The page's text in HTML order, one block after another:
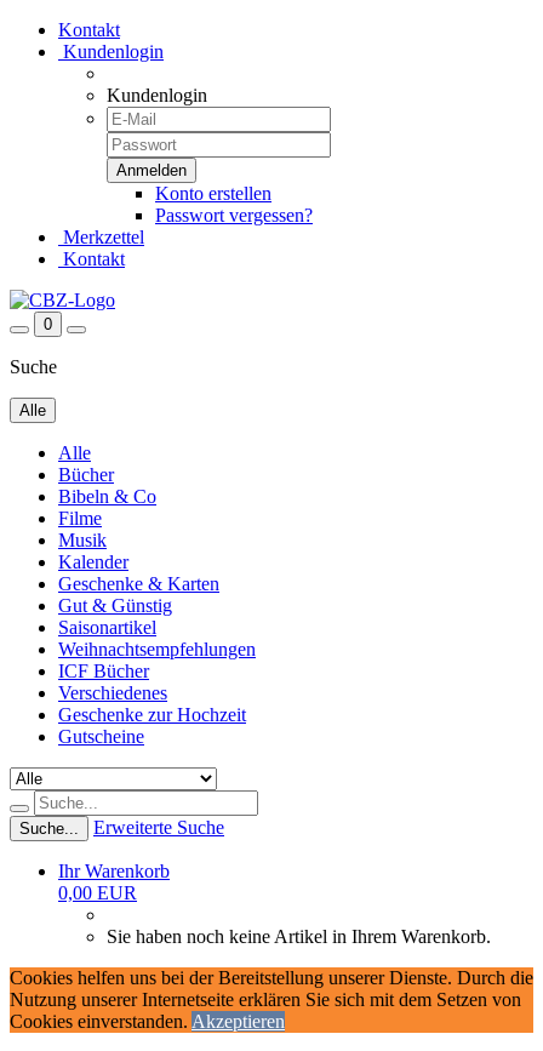
Kontakt
Kundenlogin
Kundenlogin
Konto erstellen
Passwort vergessen?
Merkzettel
Kontakt
0
Suche
Alle
Alle
Bücher
Bibeln & Co
Filme
Musik
Kalender
Geschenke & Karten
Gut & Günstig
Saisonartikel
Weihnachtsempfehlungen
ICF Bücher
Verschiedenes
Geschenke zur Hochzeit
Gutscheine
Suche... Erweiterte Suche
Ihr Warenkorb
0,00 EUR
Sie haben noch keine Artikel in Ihrem Warenkorb.
Cookies helfen uns bei der Bereitstellung unserer Dienste. Durch die
Nutzung unserer Internetseite erklären Sie sich mit dem Setzen von
Cookies einverstanden. Akzeptieren